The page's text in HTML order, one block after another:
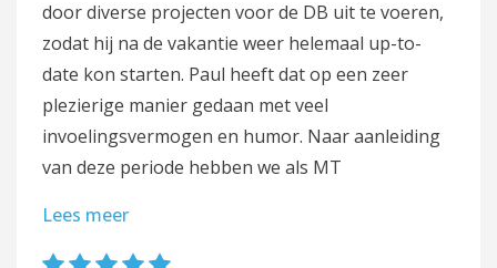
door diverse projecten voor de DB uit te voeren,
zodat hij na de vakantie weer helemaal up-to-
date kon starten. Paul heeft dat op een zeer
plezierige manier gedaan met veel
invoelingsvermogen en humor. Naar aanleiding
van deze periode hebben we als MT
Lees meer